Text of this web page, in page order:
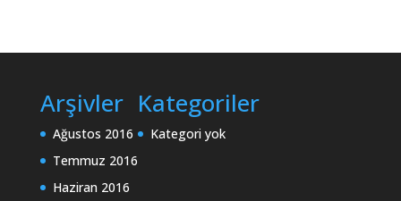
Arşivler
Ağustos 2016
Temmuz 2016
Haziran 2016
Kategoriler
Kategori yok